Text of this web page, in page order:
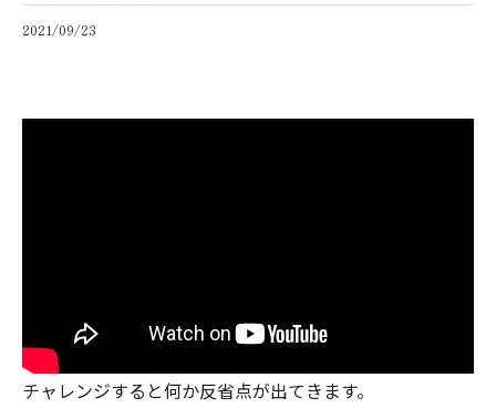
2021/09/23
チャレンジすると何か反省点が出てきます。